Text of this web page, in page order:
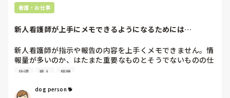
棟に居続けることは不可能なので、
異動の声がかかる前に眼科クリニックに転職しました。
至る、という感じです。
看護・お仕事
新人看護師が上手にメモできるようになるためには…
新人看護師が指示や報告の内容を上手くメモできません。情
報量が多いのか、はたまた重要なものとそうでないものの仕
分けができないのか…  肝心な事柄を逃してしまいます。何
示・報告するよう皆で努力しています。
指導 新人 病棟
dog person 🐕